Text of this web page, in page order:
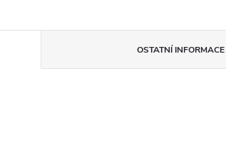
OSTATNÍ INFORMACE